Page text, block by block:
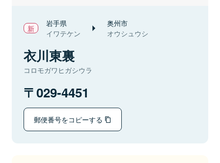
岩手県
イワテケン
奥州市
オウシュウシ
衣川東裏
コロモガワヒガシウラ
029-4451
郵便番号をコピーする